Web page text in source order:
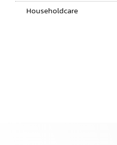
Householdcare